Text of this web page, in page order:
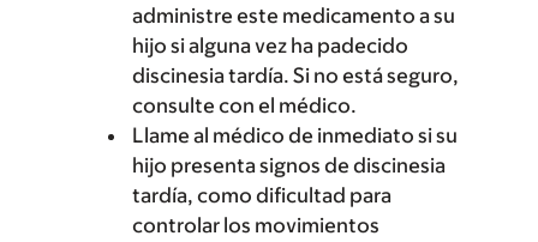
administre este medicamento a su
hijo si alguna vez ha padecido
discinesia tardía. Si no está seguro,
consulte con el médico.
Llame al médico de inmediato si su
hijo presenta signos de discinesia
tardía, como dificultad para
controlar los movimientos